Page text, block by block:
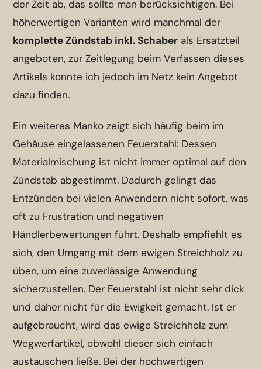
der Zeit ab, das sollte man berücksichtigen. Bei
höherwertigen Varianten wird manchmal der
komplette Zündstab inkl. Schaber als Ersatzteil
angeboten, zur Zeitlegung beim Verfassen dieses
Artikels konnte ich jedoch im Netz kein Angebot
dazu finden.
Ein weiteres Manko zeigt sich häufig beim im
Gehäuse eingelassenen Feuerstahl: Dessen
Materialmischung ist nicht immer optimal auf den
Zündstab abgestimmt. Dadurch gelingt das
Entzünden bei vielen Anwendern nicht sofort, was
oft zu Frustration und negativen
Händlerbewertungen führt. Deshalb empfiehlt es
sich, den Umgang mit dem ewigen Streichholz zu
üben, um eine zuverlässige Anwendung
sicherzustellen. Der Feuerstahl ist nicht sehr dick
und daher nicht für die Ewigkeit gemacht. Ist er
aufgebraucht, wird das ewige Streichholz zum
Wegwerfartikel, obwohl dieser sich einfach
austauschen ließe. Bei der hochwertigen